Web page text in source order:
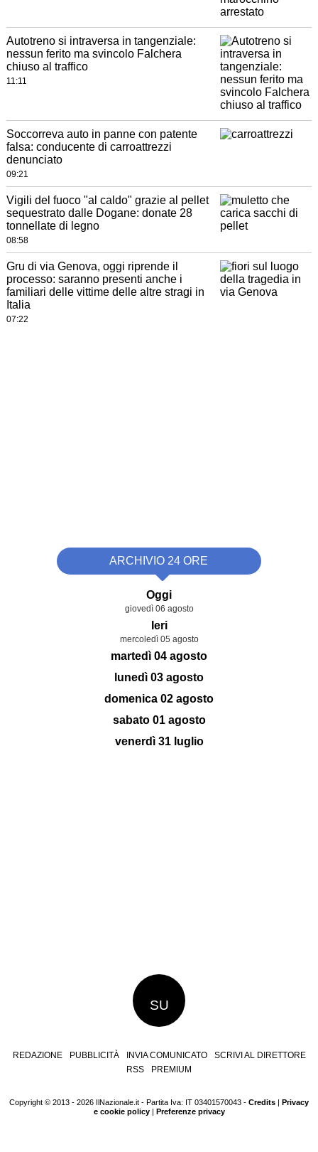
Autotreno si intraversa in tangenziale:
nessun ferito ma svincolo Falchera
chiuso al traffico
11:11
Soccorreva auto in panne con patente
falsa: conducente di carroattrezzi
denunciato
09:21
Vigili del fuoco "al caldo" grazie al pellet
sequestrato dalle Dogane: donate 28
tonnellate di legno
08:58
Gru di via Genova, oggi riprende il
processo: saranno presenti anche i
familiari delle vittime delle altre stragi in
Italia
07:22
ARCHIVIO 24 ORE
Oggi
giovedì 06 agosto
Ieri
mercoledì 05 agosto
martedì 04 agosto
lunedì 03 agosto
domenica 02 agosto
sabato 01 agosto
venerdì 31 luglio
SU
REDAZIONE PUBBLICITÀ INVIA COMUNICATO
SCRIVI AL DIRETTORE
RSS
PREMIUM
Copyright © 2013 - 2026 IlNazionale.it - Partita Iva: IT 03401570043 - Credits | Privacy
e cookie policy| Preferenze privacy